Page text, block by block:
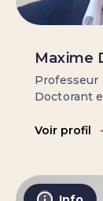
Maxime
Professeur
Doctorant
Voir profil